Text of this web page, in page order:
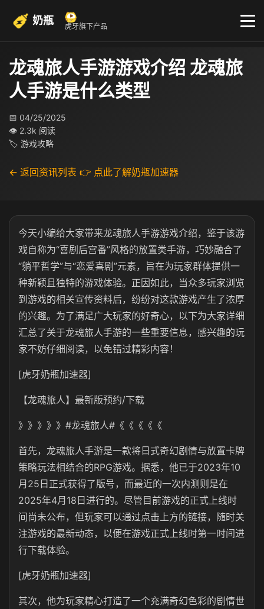
奶瓶 虎牙旗下产品
龙魂旅人手游游戏介绍 龙魂旅
人手游是什么类型
📅 04/25/2025
👁 2.3k 阅读
🏷 游戏攻略
← 返回资讯列表 👉 点此了解奶瓶加速器
今天小编给大家带来龙魂旅人手游游戏介绍，鉴于该游
戏自称为“喜剧后宫番”风格的放置类手游，巧妙融合了
“躺平哲学”与“恋爱喜剧”元素，旨在为玩家群体提供一
种新颖且独特的游戏体验。正因如此，当众多玩家浏览
到游戏的相关宣传资料后，纷纷对这款游戏产生了浓厚
的兴趣。为了满足广大玩家的好奇心，以下为大家详细
汇总了关于龙魂旅人手游的一些重要信息，感兴趣的玩
家不妨仔细阅读，以免错过精彩内容！
[虎牙奶瓶加速器]
【龙魂旅人】最新版预约/下载
》》》》》#龙魂旅人#《《《《《
首先，龙魂旅人手游是一款将日式奇幻剧情与放置卡牌
策略玩法相结合的RPG游戏。据悉，他已于2023年10
月25日正式获得了版号，而最近的一次内测则是在
2025年4月18日进行的。尽管目前游戏的正式上线时
间尚未公布，但玩家可以通过点击上方的链接，随时关
注游戏的最新动态，以便在游戏正式上线时第一时间进
行下载体验。
[虎牙奶瓶加速器]
其次，他为玩家精心打造了一个充满奇幻色彩的剧情世